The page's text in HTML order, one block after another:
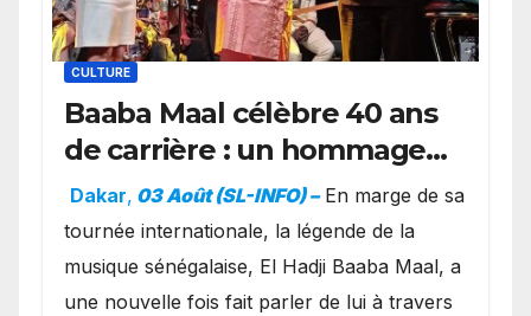
CULTURE
Baaba Maal célèbre 40 ans
de carrière : un hommage
exceptionnel à Oslo en
présence de la famille
royale.
Dakar, 03 Août (SL-INFO) – ​En marge de sa
tournée internationale, la légende de la
musique sénégalaise, El Hadji Baaba Maal, a
une nouvelle fois fait parler de lui à travers